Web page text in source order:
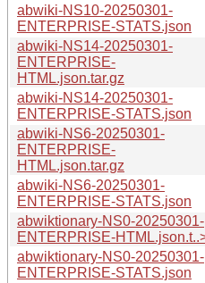
abwiki-NS10-20250301-
ENTERPRISE-STATS.json
abwiki-NS14-20250301-
ENTERPRISE-
HTML.json.tar.gz
abwiki-NS14-20250301-
ENTERPRISE-STATS.json
abwiki-NS6-20250301-
ENTERPRISE-
HTML.json.tar.gz
abwiki-NS6-20250301-
ENTERPRISE-STATS.json
abwiktionary-NS0-20250301-
ENTERPRISE-
abwiktionary-NS0-20250301-
ENTERPRISE-STATS.json